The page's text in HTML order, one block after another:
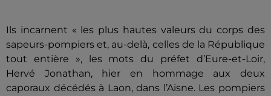
Ils incarnent « les plus hautes valeurs du corps des
sapeurs-pompiers et, au-delà, celles de la République
tout entière », les mots du préfet d’Eure-et-Loir,
Hervé Jonathan, hier en hommage aux deux
caporaux décédés à Laon, dans l’Aisne. Les pompiers